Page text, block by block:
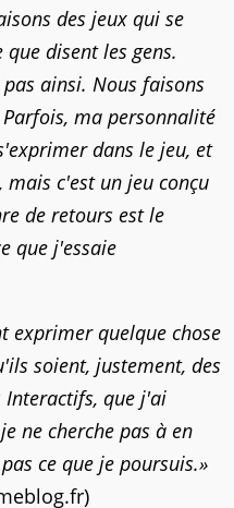
des jeux qui se
disent les gens.
ainsi. Nous faisons
ma personnalité
dans le jeu, et
c'est un jeu conçu
de retours est le
que j'essaie
exprimer quelque chose
soient, justement, des
Interactifs, que j'ai
ne cherche pas à en
ce que je poursuis.»